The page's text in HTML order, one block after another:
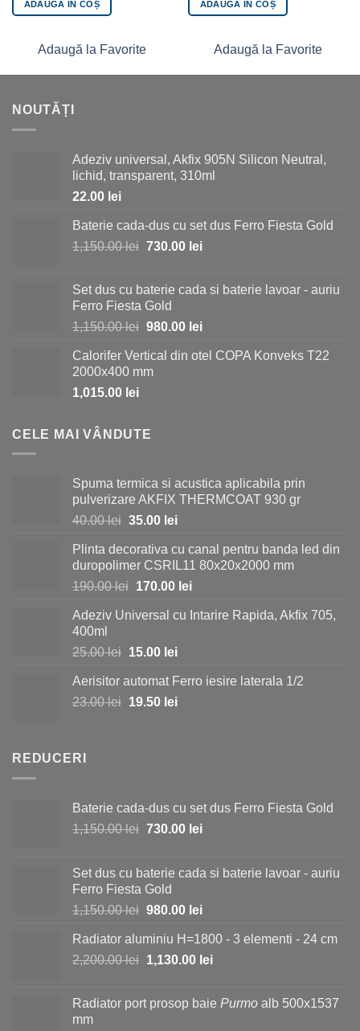
ADAUGĂ ÎN COȘ
Adaugă la Favorite
ADAUGĂ ÎN COȘ
Adaugă la Favorite
NOUTĂȚI
Adeziv universal, Akfix 905N Silicon Neutral,
lichid, transparent, 310ml
22.00 lei
Baterie cada-dus cu set dus Ferro Fiesta Gold
1,150.00lei Prețul
fost:
1,150.00 lei.
730.00 leiPrețul
730.00 lei.
Set dus cu baterie cada si baterie lavoar - auriu
Ferro Fiesta Gold
1,150.00lei Prețul
a
fost:
980.00 leiPrețul
este:
Calorifer Vertical din otel COPA Konveks T22
2000x400 mm
1,015.00 lei
CELE MAI VÂNDUTE
Spuma termica si acustica aplicabila prin
pulverizare AKFIX THERMCOAT 930 gr
40.00lei Prețul
a
fost:
40.00 lei.
35.00 leiPrețul
este:
35.00 lei.
Plinta decorativa cu canal pentru banda led din
duropolimer CSRIL11 80x20x2000 mm
190.00lei Prețul
a
190.00 lei.
170.00 leiPrețul
este:
Adeziv Universal cu Intarire Rapida, Akfix 705,
400ml
25.00lei Prețul
a
fost:
15.00 leiPrețul
este:
15.00 lei.
Aerisitor automat Ferro iesire laterala 1/2
23.00lei Prețul
19.50 leiPrețul
REDUCERI
Baterie cada-dus cu set dus Ferro Fiesta Gold
1,150.00lei Prețul
fost:
1,150.00 lei.
730.00 leiPrețul
730.00 lei.
Set dus cu baterie cada si baterie lavoar - auriu
Ferro Fiesta Gold
1,150.00lei Prețul
a
fost:
980.00 leiPrețul
este:
980.00 lei.
Radiator aluminiu H=1800 - 3 elementi - 24 cm
2,200.00lei Prețul
fost:
1,130.00 leiPrețul
1,130.00 lei.
Radiator port prosop baie Purmo alb 500x1537
mm